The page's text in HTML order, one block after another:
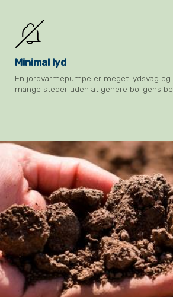
Minimal lyd
En jordvarmepumpe er meget lydsvag
mange steder uden at genere boligens